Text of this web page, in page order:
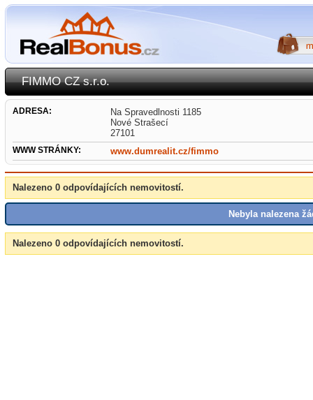
FIMMO CZ s.r.o.
ADRESA:
Na Spravedlnosti 1185
Nové Strašecí
27101
WWW STRÁNKY: www.dumrealit.cz/fimmo
Nalezeno 0 odpovídajících nemovitostí.
Nebyla nalezena
Nalezeno 0 odpovídajících nemovitostí.